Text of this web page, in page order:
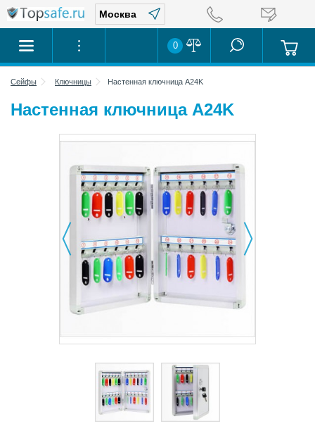
0
Сейфы Ключницы Настенная ключница A24K
Настенная ключница A24K